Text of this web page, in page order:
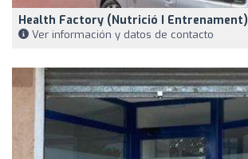
Health Factory (Nutrició I Entrenament)
Ver información y datos de contacto